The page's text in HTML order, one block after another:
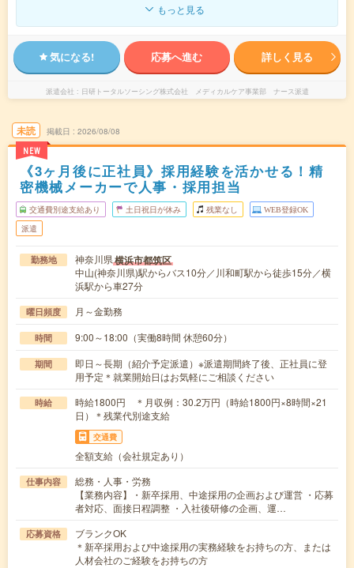
もっと見る
気になる! 応募へ進む 詳しく見る
派遣会社 日研トータルソーシング株式会社 メディカルケア事業部 ナース派遣
未読
NEW
掲載日 2026/08/08
《3ヶ月後に正社員》採用経験を活かせる！精
密機械メーカーで人事・採用担当
交通費別途支給あり 土日祝日が休み 残業なし WEB登録OK
派遣
勤務地 神奈川県横浜市都筑区
中山(神奈川県)駅からバス10分／川和町駅から徒歩15分／横
浜駅から車27分
曜日頻度 月～金勤務
時間 9:00～18:00（実働8時間 休憩60分）
期間
即日～長期（紹介予定派遣）※派遣期間終了後、正社員に登
用予定＊就業開始日はお気軽にご相談ください
時給
時給1800円 ＊月収例：30.2万円（時給1800円×8時間×21
日）＊残業代別途支給
交通費
全額支給（会社規定あり）
仕事内容
総務・人事・労務
【業務内容】・新卒採用、中途採用の企画および運営 ・応募
者対応、面接日程調整 ・入社後研修の企画、運…
応募資格
ブランクOK
＊新卒採用および中途採用の実務経験をお持ちの方、または
人材会社のご経験をお持ちの方